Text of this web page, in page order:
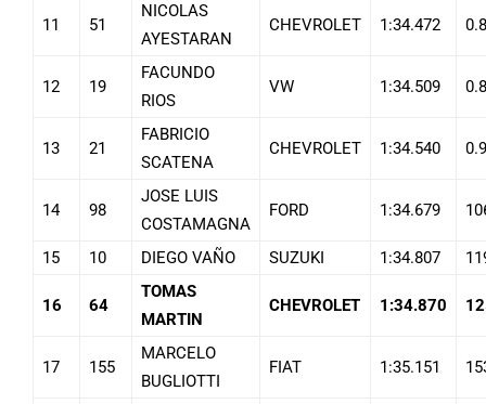
11 51
NICOLAS
AYESTARAN
CHEVROLET 1:34.472
12 19
FACUNDO
RIOS
VW 1:34.509
13 21
FABRICIO
SCATENA
CHEVROLET 1:34.540
14 98
JOSE LUIS
COSTAMAGNA
FORD 1:34.679
15 10 DIEGO VAÑO SUZUKI 1:34.807
16 64
TOMAS
MARTIN
CHEVROLET 1:34.870
17 155
MARCELO
BUGLIOTTI
FIAT 1:35.151